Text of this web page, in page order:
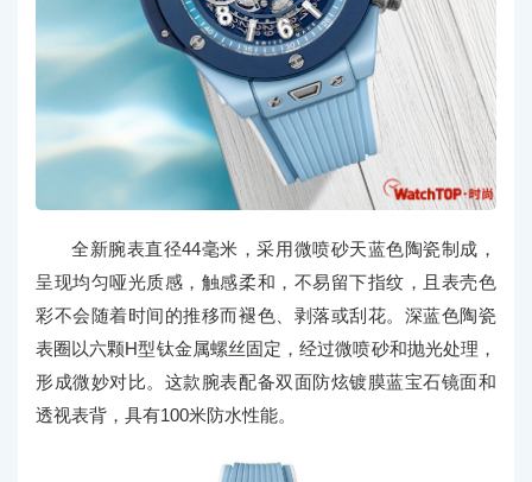
全新腕表直径44毫米，采用微喷砂天蓝色陶瓷制成，
呈现均匀哑光质感，触感柔和，不易留下指纹，且表壳色
彩不会随着时间的推移而褪色、剥落或刮花。深蓝色陶瓷
表圈以六颗H型钛金属螺丝固定，经过微喷砂和抛光处理，
形成微妙对比。这款腕表配备双面防炫镀膜蓝宝石镜面和
透视表背，具有100米防水性能。